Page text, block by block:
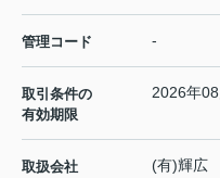
管理コード -
取引条件の
有効期限
2026年
取扱会社
(有)輝広